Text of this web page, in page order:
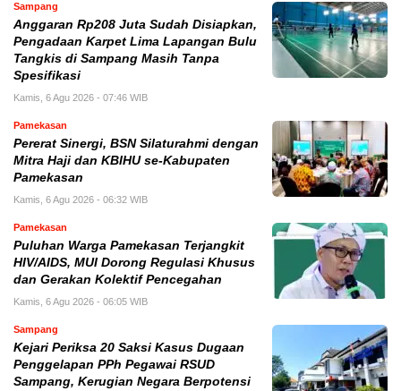
Sampang
Anggaran Rp208 Juta Sudah Disiapkan,
Pengadaan Karpet Lima Lapangan Bulu
Tangkis di Sampang Masih Tanpa
Spesifikasi
Kamis, 6 Agu 2026 - 07:46 WIB
Pamekasan
Pererat Sinergi, BSN Silaturahmi dengan
Mitra Haji dan KBIHU se-Kabupaten
Pamekasan
Kamis, 6 Agu 2026 - 06:32 WIB
Pamekasan
Puluhan Warga Pamekasan Terjangkit
HIV/AIDS, MUI Dorong Regulasi Khusus
dan Gerakan Kolektif Pencegahan
Kamis, 6 Agu 2026 - 06:05 WIB
Sampang
Kejari Periksa 20 Saksi Kasus Dugaan
Penggelapan PPh Pegawai RSUD
Sampang, Kerugian Negara Berpotensi